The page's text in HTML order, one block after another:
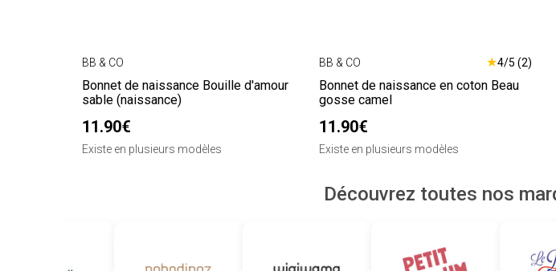
BB & CO
Bonnet de naissance Bouille d'amour
sable (naissance)
11.90€
Existe en plusieurs modèles
BB & CO ★4/5 (2)
Bonnet de naissance en coton Beau
gosse camel
11.90€
Existe en plusieurs modèles
Découvrez toutes nos